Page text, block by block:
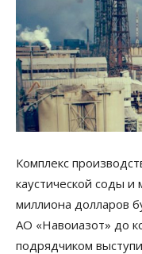
Комплекс
каустической соды
миллиона долларов
АО «Навоиазот» до
подрядчиком